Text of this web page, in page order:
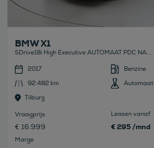
BMW X1
SDrive18i High Executive AUTOMAAT PDC NA...
2017
Benzine
92.482 km
Automaat
Tilburg
Vraagprijs
€ 16.999
Marge
Leasen vanaf
€ 295 /mnd